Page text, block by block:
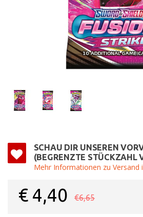
SCHAU DIR UNSEREN
(BEGRENZTE STÜCKZAHL
Mehr Informationen zu Versand
€ 4,40 €6,65